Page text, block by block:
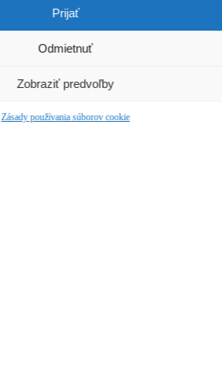
Prijať
Odmietnuť
Zobraziť predvoľby
Zásady používania súborov cookie